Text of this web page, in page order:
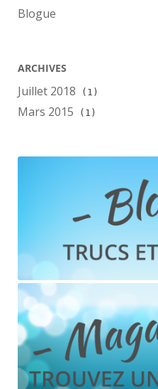
Blogue
ARCHIVES
Juillet 2018 (1)
Mars 2015 (1)